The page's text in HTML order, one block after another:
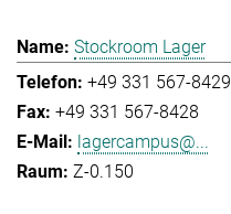
Stockroom Lager
+49 331 567-8429
+49 331 567-8428
lagercampus@...
Z-0.150